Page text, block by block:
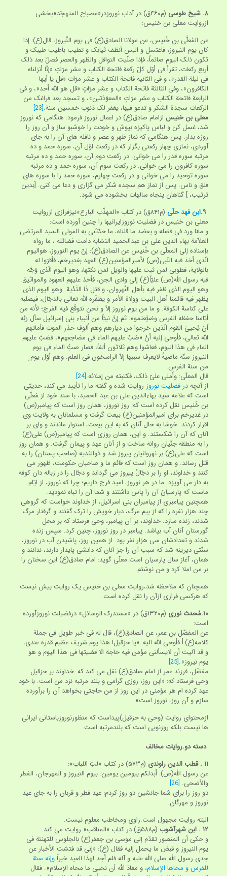
۸. شیخ طوسی
(م‏۴۶۰ق) در آداب نوروزدر«مصباح المتهجّد»بخشی
ازروایت معلی بن خنیس:
عن المُعلَّی بنِ خُنیس، عن مولانا الصادق(ع) فی یوم النَّیروز، قال(ع): إذا
کان یوم النیروز، فاغتسل و البس أنظف ثیابک و تطیب بأطیب طیبک و
تکون ذلک الیوم صائماً، فإذا صلّیت النوافل والظهر والعصر فصلّ بعد ذلک
أربع رکعات، تقرأ فی أوّل کلّ رکعة فاتحة الکتاب و عشر مرّاتٍ «إنّا أنزلناه
فی لیلة القدر»، و فی الثانیة فاتحة الکتاب و عشر مرّات «قل یا أیها
الکافرون»، وفی الثالثة فاتحة الکتاب و عشر مرّاتٍ «قل هو اللّه أحد»، و فی
الرابعة فاتحة الکتاب و عشر مرّاتٍ «المعوّذتین»، و تسجد بعد فراغک من
الرکعات سجدة الشکر و تدعو فیها، یغفر لک ذنوب خمسین سنة.[23]
معلی بن خنیس ازامام صادق(ع) در اعمال نوروز فرمود: هنگامی که نوروز
شد، غسل کن و لباس پاکیزه بپوش و خودت را خوشبو ساز و آن روز را
روزه بدار. پس هنگامی که نماز ظهر و عصر و نافله های آن را به جای
آوردی، نمازی چهار رکعتی بگزار که در رکعت اوّل آن، سوره حمد و ده
مرتبه سوره قدر را می خوانی. در رکعت دوم آن، سوره حمد و ده مرتبه
سوره کافرون را می خوانی. در رکعت سوم آن، سوره حمد و ده مرتبه
سوره توحید را می خوانی و در رکعت چهارم، سوره حمد را با سوره های
فلق و ناس. پس از نماز هم سجده شکر می گزاری و دعا می کنی. [بدین
ترتیب، ] گناهان پنجاه ساله‏ات بخشوده می شود.
۹. ابن فهد حلّی
(م‏۸۴۱ق) در کتاب «المهذّب البارع»نیزفرازی ازروایت
معلی بن خنیس در فضلیت نوروزایرانیها را چنین آورده است:
و ممّا ورد فی فضله و یعضد ما قلناه، ما حدّثنی به المولی السید المرتضی
العلاّمة بهاء الدین علی بن عبدالحمید النسّابة دامت فضائله ، ما رواه
بإسناده إلی المعلّی بن خُنیس عن الصادق(ع): إنّ یوم النوروز، هوالیوم
الّذی أخذ فیه النّبی(ص) لأمیرالمؤمنین(ع) العهد بغدیرخم، فأقرّوا له
بالولایة، فطوبی لمن ثبت علیها والویل لمن نکثها، وهو الیوم الّذی وَجَّه
فیه رسول اللّه(ص) علیّاً(ع) إلی وادی الجن، فأخذ علیهم العهود والمواثیق.
وهو الیوم الذی ظفر فیه بأهل النَّهروان، و قتل ذَا الثَدْیة. وهو الیوم الذی
یظهر فیه قائمنا أهل البیت وولاة الأمر و یظفّره اللّه تعالی بالدجّال، فیصلبه
علی کناسة الکوفة. و ما من یوم نوروز إلاّ و نحن نتوقّع فیه الفرج؛ لأنه من
أیّامنا حفظه الفرس وضیَّعتموه. ثم إنَّ نبیّاً من أنبیاء بنی إسرائیل سأل رَبَّه
اَنْ یُحییَ القوم الّذین خرجوا من دیارهم وهم اُلوف حذر الموت فأماتهم
اللّه تعالی، فأوحی إلیه أنْ «صُبِّ علیهم الماء فی مضاجعهم»، فصَبَّ علیهم
الماء فی هذا الیوم، فعاشوا وهم ثلاثون ألفاً، فصار صبُّ الماء فی یوم
النیروز سنّة ماضیةً لایعرف سببها إلاّ الراسخون فی العلم. وهم أوّل یوم ٍ
من سنة الفرس.
قال المعلّی: وأَملی علیّ ذلک، فکتبته من إملائه.[24]
از آنچهدر فضلیت نوروز روایت شده و گفته ما را تأیید می کند، حدیثی
است که علامه سید بهاءالدین علی بن عبد الحمید، با سند خود از مُعلّی
بن خُنیس نقل کرده است که: روز نوروز، همان روز است که پیامبر(ص)
در غدیرخم برای امیرالمؤمنین(ع) بیعت گرفت و مسلمانان به ولایت وی
اقرار کردند. خوشا به حال آنان که به این بیعت، استوار ماندند و وای بر
آنان که آن را شکستند. و این، همان روزی است که پیامبر(ص) علی(ع)
را به منطقه جنّیان روانه ساخت و از آنان عهد و پیمان گرفت. و همان روز
است که علی(ع) بر نهروانیان پیروز شد و ذوالثدیه (صاحب پستان) را به
قتل رساند. و همان روز است که قائم ما و صاحبان حکومت، ظهور می
کنند و خداوند، او را بر دجّالْ پیروز می گرداند و دجّال را در زباله دان کوفه
به دار می آویزد. ما در هر نوروز، امید فرج داریم؛ چرا که نوروز، از ایّام
ماست که پارسیانْ آن را پاس داشتند و شما آن را تباه نمودید.
همچنین پیامبری از پیامبران بنی اسرائیل، از خداوند خواست که گروهی
چند هزار نفره را که از بیم مرگ، دیار خویش را ترک گفتند و گرفتار مرگ
شدند، زنده سازد. خداوند، بر آن پیامبر، وحی فرستاد که بر محل
گورستان آنان آب بپاشد. پیامبر در روز نوروز، چنین کرد. سپس زنده
شدند و تعدادشان سی هزار نفر بود. از همین روز، پاشیدن آب در نوروز،
سنّتی دیرینه شد که سبب آن را جز آنان که دانشی پایدار دارند، ندانند و
همان، آغاز سال پارسیان است.معلّی گوید: امام صادق(ع) این سخنان را
بر من املا کرد و من نوشتم.
همچنان که ملاحظه شد،روایت معلی بن خنیس یک روایت بیش نیست
که هرکسی فرازی ازآن را نقل کرده است.
۱۰.مُحدث نوری
(م‏۱۳۲۰ق) در «مستدرک الوسائل» درفضیلت نوروزآورده
است:
عن المفضّل بن عمر، عن الصادق(ع)، قال له فی خبر طویل فی جملة
کلامه(ع):أ فأوحی اللّه الیه: «یا حزقیل! هذا یوم شریف عظیم قدره عندی،
و قد آلیت أن لایسألنی مؤمن فیه حاجة الا قضیتها فی هذا الیوم و هو
یوم نیروز».[25]
مفضّل، فرزند عمر از امام صادق(ع) نقل می کند که: خداوند بر حزقیل
وحی فرستاد که: «این روز، روزی گرامی و بلند مرتبه نزد من است. با خود
عهد کرده ام هر مؤمنی در این روز از من حاجتی بخواهد آن را برآورده
سازم و آن روز، نوروز است».
ازمحتوای روایت (وحی به حزقیل)پیداست که منظورنوروزباستانی ایرانی
ها نیست.بلکه روزنویی است که بلندمرتبه است.
دسته دو.روایات مخالف
۱۱. قطب الدین راوندی (م‏۵۷۳) در کتاب «لبّ اللباب»:
عن رسول اللّه(ص): أبدلکم بیومین یومین: بیوم النیروز و المهرجان، الفطر
والأضحی. [26]
دو روز را برای شما جانشین دو روز کردم: عید فطر و قربان را به جای عید
نوروز و مهرگان.
البته روایت مجهول است.راوی ومخاطب معلوم نیست.
۱۲. ابن شهرآشوب (م‏۵۸۸ق) در کتاب «المناقب» روایت می کند:
و حکی أن المنصور تقدّم إلی موسی بن جعفر(ع) بالجلوس للتهنئة فی
یوم النیروز و قبض ما یحمل إلیه فقال (ع): «إنی قد فتشت الأخبار عن
جدی رسول اللّه صلی اللّه علیه و آله فلم أجد لهذا العید خبراًوإنه سنة
للفرس و محاها الإسلام، و معاذ اللّه أن نحیی ما محاه الإسلام». فقال